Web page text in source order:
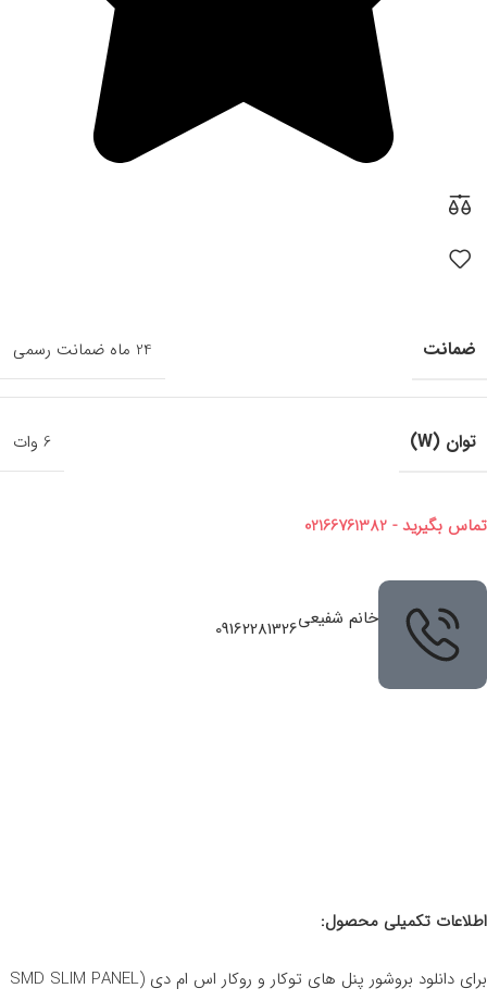
ضمانت 24 ماه ضمانت رسمی
توان (W) 6 وات
تماس بگیرید - 02166761382
خانم شفیعی09162281326
اطلاعات تکمیلی محصول:
برای دانلود بروشور پنل های توکار و روکار اس ام دی (SMD SLIM PANEL